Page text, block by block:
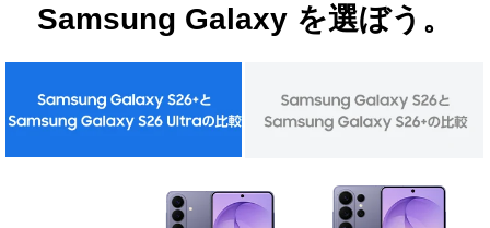
Samsung Galaxy を選ぼう。